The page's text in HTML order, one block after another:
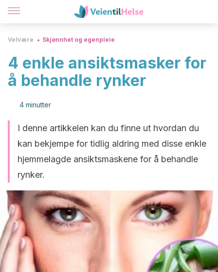
Velvære Skjønnhet og egenpleie
4 enkle ansiktsmasker for
å behandle rynker
4 minutter
I denne artikkelen kan du finne ut hvordan du
kan bekjempe for tidlig aldring med disse enkle
hjemmelagde ansiktsmaskene for å behandle
rynker.